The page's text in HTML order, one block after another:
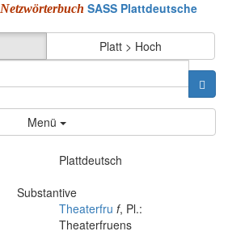
Netzwörterbuch SASS Plattdeutsche
Platt > Hoch
Menü
Plattdeutsch
Substantive
Theaterfru f, Pl.:
Theaterfruens